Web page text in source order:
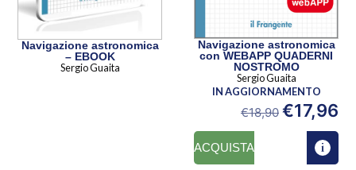
Navigazione astronomica
– EBOOK
Sergio Guaita
Navigazione astronomica
con WEBAPP QUADERNI
NOSTROMO
Sergio Guaita
IN AGGIORNAMENTO
€18,90 €17,96
ACQUISTA